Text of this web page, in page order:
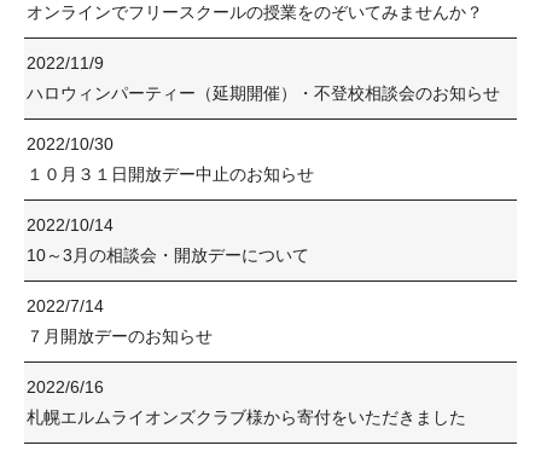
オンラインでフリースクールの授業をのぞいてみませんか？
2022/11/9
ハロウィンパーティー（延期開催）・不登校相談会のお知らせ
2022/10/30
１０月３１日開放デー中止のお知らせ
2022/10/14
10～3月の相談会・開放デーについて
2022/7/14
７月開放デーのお知らせ
2022/6/16
札幌エルムライオンズクラブ様から寄付をいただきました